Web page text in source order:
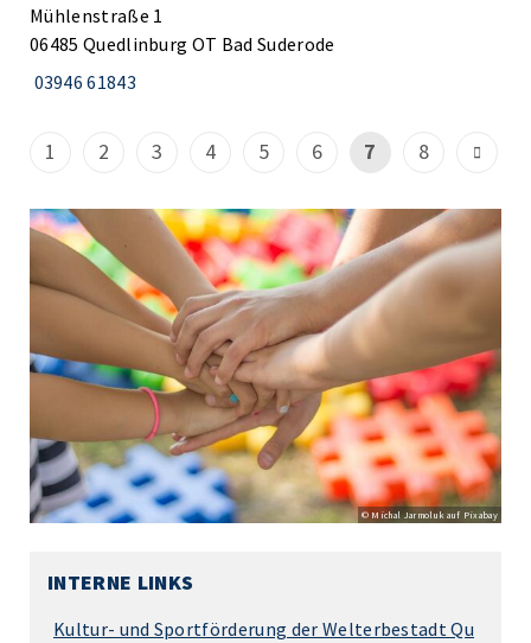
Mühlenstraße 1
06485 Quedlinburg OT Bad Suderode
03946 61843
1 2 3 4 5 6 7 8
© Michal Jarmoluk auf Pixabay
INTERNE LINKS
Kultur- und Sportförderung der Welterbestadt Qu